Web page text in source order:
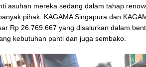
asuhan mereka sedang dalam tahap
pihak. KAGAMA Singapura dan
Rp 26.769.667 yang disalurkan dalam
kebutuhan panti dan juga sembako.